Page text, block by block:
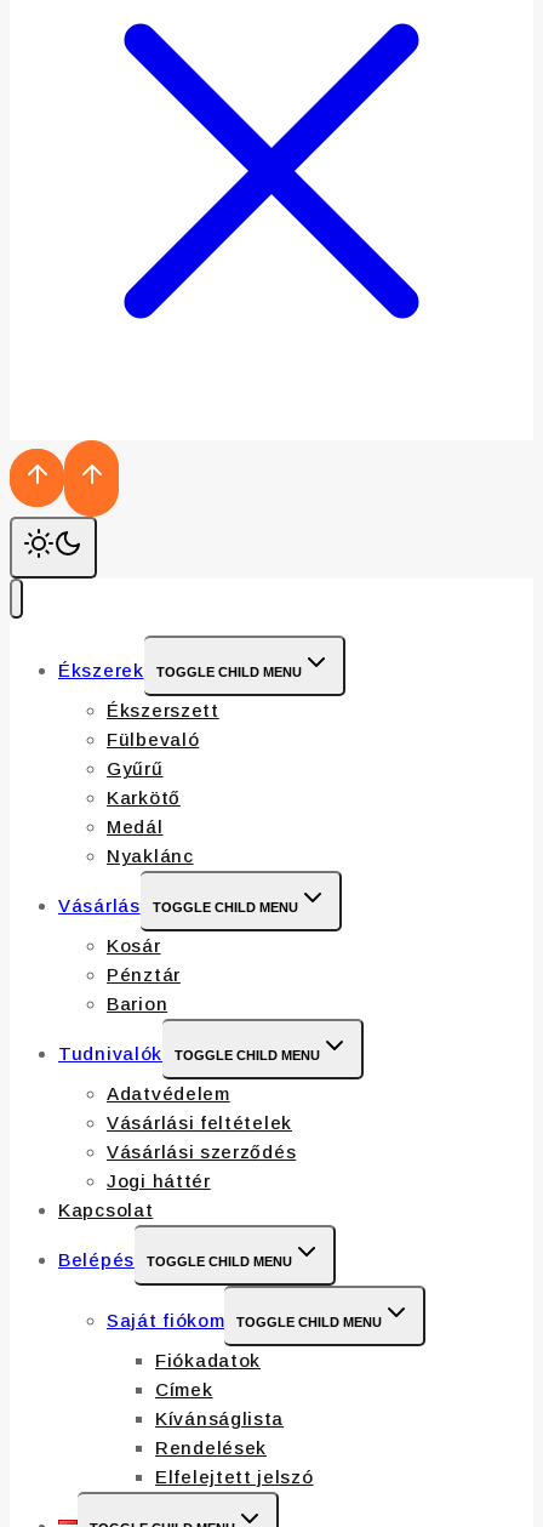
Ékszerek TOGGLE CHILD MENU
Ékszerszett
Fülbevaló
Gyűrű
Karkötő
Medál
Nyaklánc
Vásárlás TOGGLE CHILD MENU
Kosár
Pénztár
Barion
Tudnivalók TOGGLE CHILD MENU
Adatvédelem
Vásárlási feltételek
Vásárlási szerződés
Jogi háttér
Kapcsolat
Belépés TOGGLE CHILD MENU
Saját fiókom TOGGLE CHILD MENU
Fiókadatok
Címek
Kívánságlista
Rendelések
Elfelejtett jelszó